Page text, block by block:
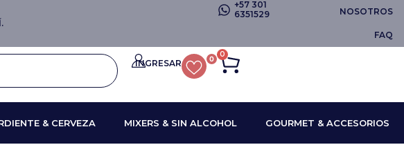
+57 301
6351529
NOSOTROS
FAQ
INGRESAR 0 0
& CERVEZA MIXERS & SIN ALCOHOL GOURMET & ACCESORIOS